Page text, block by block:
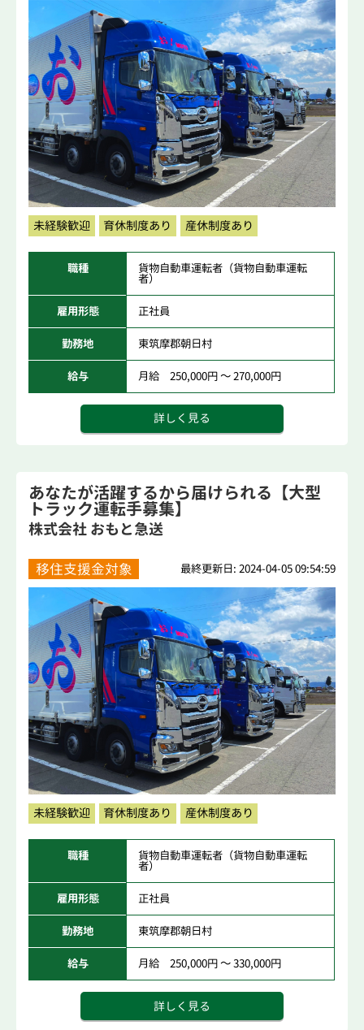
未経験歓迎 育休制度あり 産休制度あり
職種 貨物自動車運転者（貨物自動車運転
者）
雇用形態 正社員
勤務地 東筑摩郡朝日村
給与 月給 250,000円 ～ 270,000円
詳しく見る
あなたが活躍するから届けられる【大型
トラック運転手募集】
株式会社 おもと急送
移住支援金対象 最終更新日: 2024-04-05 09:54:59
未経験歓迎 育休制度あり 産休制度あり
職種 貨物自動車運転者（貨物自動車運転
者）
雇用形態 正社員
勤務地 東筑摩郡朝日村
給与 月給 250,000円 ～ 330,000円
詳しく見る